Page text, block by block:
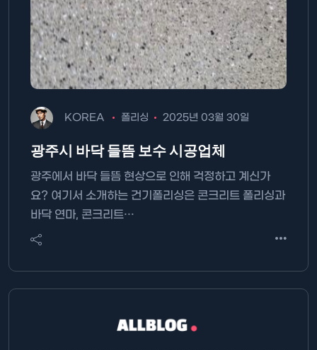
KOREA 폴리싱 2025년 03월 30일
광주시 바닥 들뜸 보수 시공업체
광주에서 바닥 들뜸 현상으로 인해 걱정하고 계신가
요? 여기서 소개하는 건기폴리싱은 콘크리트 폴리싱과
바닥 연마, 콘크리트…